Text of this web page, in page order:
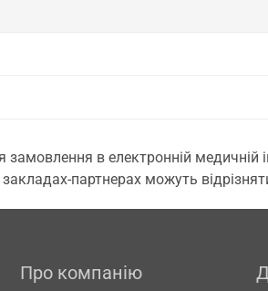
в електронній медичній
партнерах можуть
Про компанію